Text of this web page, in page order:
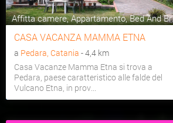
Affitta camere, Appartamento, Bed And
CASA VACANZA MAMMA ETNA
a Pedara, Catania - 4,4 km
Casa Vacanze Mamma Etna si trova a
Pedara, paese caratteristico alle falde del
Vulcano Etna, in prov...